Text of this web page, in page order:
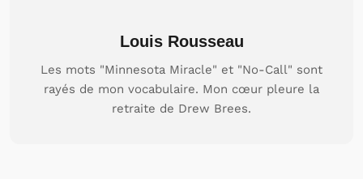
Louis Rousseau
Les mots "Minnesota Miracle" et "No-Call" sont
rayés de mon vocabulaire. Mon cœur pleure la
retraite de Drew Brees.